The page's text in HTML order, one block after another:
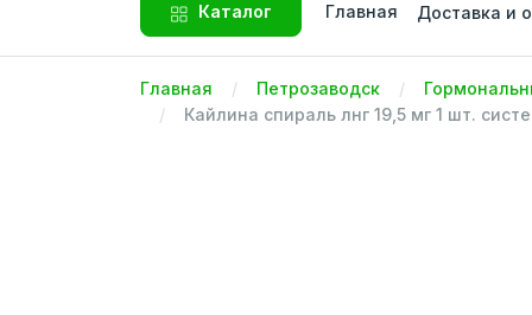
Каталог Главная Доставка и
Главная Петрозаводск
Кайлина спираль лнг 19,5 мг 1 шт.